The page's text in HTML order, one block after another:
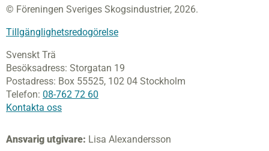
© Föreningen Sveriges Skogsindustrier, 2026.
Tillgänglighetsredogörelse
Svenskt Trä
Besöksadress: Storgatan 19
Postadress: Box 55525, 102 04 Stockholm
Telefon: 08-762 72 60
Kontakta oss
Ansvarig utgivare: Lisa Alexandersson